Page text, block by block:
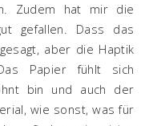
Zudem hat mir die
gefallen. Dass das
aber die Haptik
Papier fühlt sich
bin und auch der
wie sonst, was für